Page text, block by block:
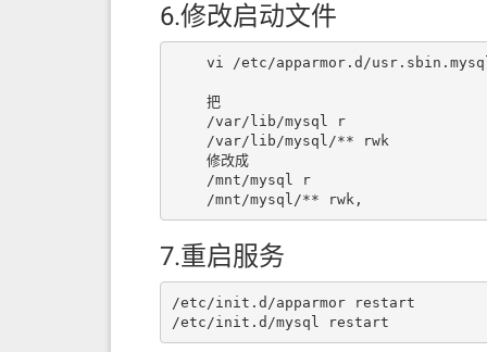
6.修改启动文件
    /mnt/mysql/** rwk,
7.重启服务
/etc/init.d/apparmor restart
/etc/init.d/mysql restart